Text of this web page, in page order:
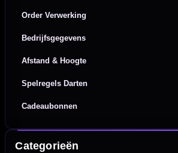
Order Verwerking
Bedrijfsgegevens
Afstand & Hoogte
Spelregels Darten
Cadeaubonnen
Categorieën